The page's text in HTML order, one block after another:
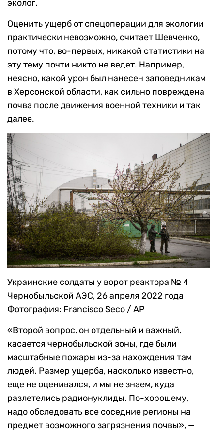
эколог.
Оценить ущерб от спецоперации для экологии
практически невозможно, считает Шевченко,
потому что, во-первых, никакой статистики на
эту тему почти никто не ведет. Например,
неясно, какой урон был нанесен заповедникам
в Херсонской области, как сильно повреждена
почва после движения военной техники и так
далее.
Украинские солдаты у ворот реактора № 4
Чернобыльской АЭС, 26 апреля 2022 года
Фотография: Francisco Seco / AP
«Второй вопрос, он отдельный и важный,
касается чернобыльской зоны, где были
масштабные пожары из-за нахождения там
людей. Размер ущерба, насколько известно,
еще не оценивался, и мы не знаем, куда
разлетелись радионуклиды. По-хорошему,
надо обследовать все соседние регионы на
предмет возможного загрязнения почвы», —